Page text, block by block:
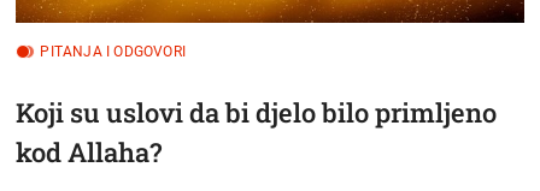
PITANJA I ODGOVORI
Koji su uslovi da bi djelo bilo primljeno
kod Allaha?